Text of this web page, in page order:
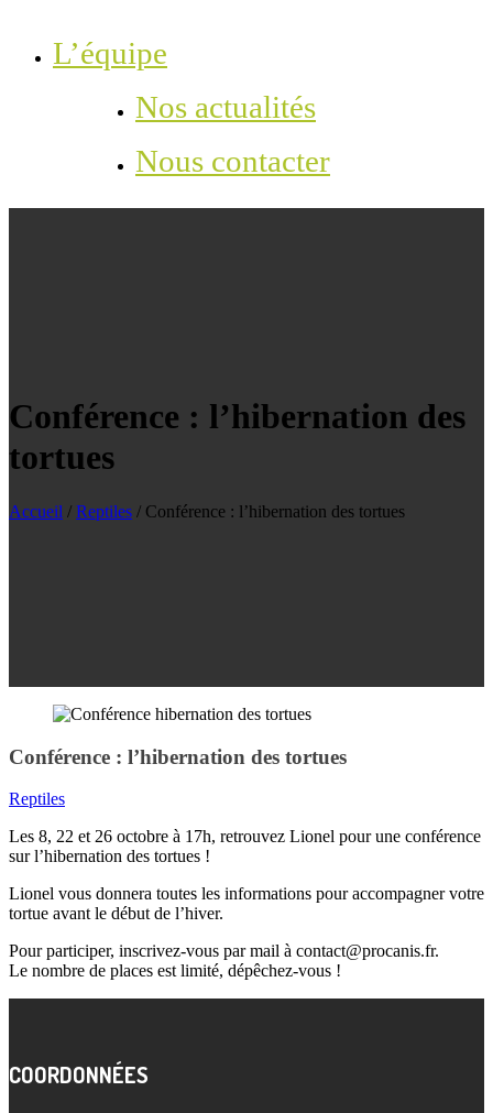
L’équipe
Nos actualités
Nous contacter
Conférence : l’hibernation des
tortues
Accueil / Reptiles / Conférence : l’hibernation des tortues
Conférence : l’hibernation des tortues
Reptiles
Les 8, 22 et 26 octobre à 17h, retrouvez Lionel pour une conférence
sur l’hibernation des tortues !
Lionel vous donnera toutes les informations pour accompagner votre
tortue avant le début de l’hiver.
Pour participer, inscrivez-vous par mail à contact@procanis.fr.
Le nombre de places est limité, dépêchez-vous !
COORDONNÉES